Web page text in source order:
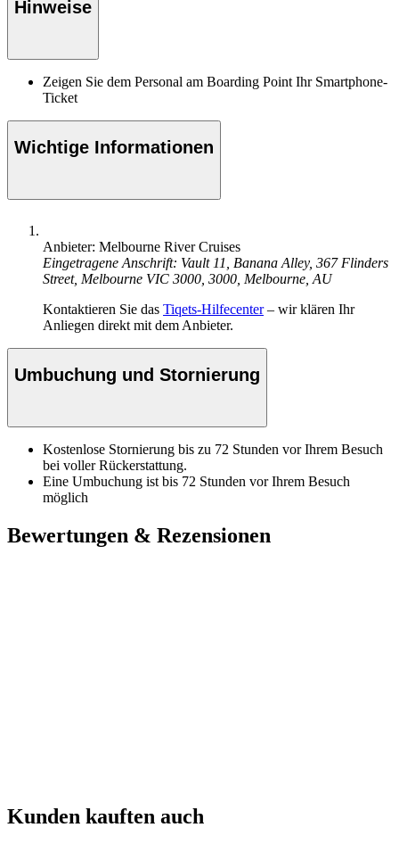
Hinweise
Zeigen Sie dem Personal am Boarding Point Ihr Smartphone-
Ticket
Wichtige Informationen
Anbieter: Melbourne River Cruises
Eingetragene Anschrift: Vault 11, Banana Alley, 367 Flinders
Street, Melbourne VIC 3000, 3000, Melbourne, AU
Kontaktieren Sie das Tiqets-Hilfecenter– wir klären Ihr
Anliegen direkt mit dem Anbieter.
Umbuchung und Stornierung
Kostenlose Stornierung bis zu 72 Stunden vor Ihrem Besuch
bei voller Rückerstattung.
Eine Umbuchung ist bis 72 Stunden vor Ihrem Besuch
möglich
Bewertungen & Rezensionen
Kunden kauften auch